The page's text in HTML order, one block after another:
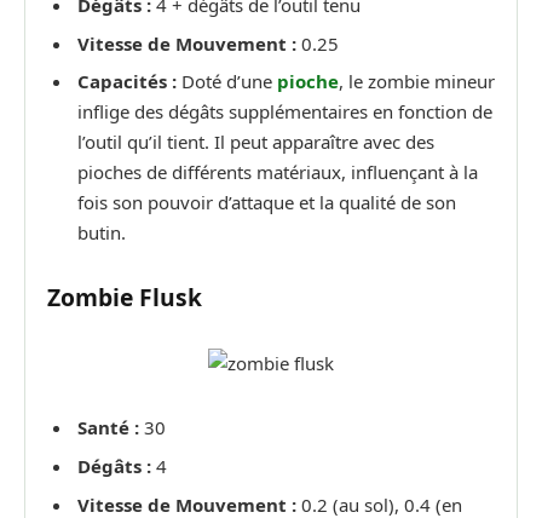
Dégâts : 4 + dégâts de l’outil tenu
Vitesse de Mouvement : 0.25
Capacités : Doté d’une pioche, le zombie mineur
inflige des dégâts supplémentaires en fonction de
l’outil qu’il tient. Il peut apparaître avec des
pioches de différents matériaux, influençant à la
fois son pouvoir d’attaque et la qualité de son
butin.
Zombie Flusk
Santé : 30
Dégâts : 4
Vitesse de Mouvement : 0.2 (au sol), 0.4 (en